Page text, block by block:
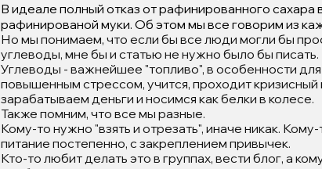
В идеале полный отказ от рафинированного сахара
рафинированой муки. Об этом мы все говорим из
Но мы понимаем, что если бы все люди могли бы
углеводы, мне бы и статью не нужно было бы писать.
Углеводы - важнейшее "топливо", в особенности
повышенным стрессом, учится, проходит
зарабатываем деньги и носимся как белки в колесе.
Также помним, что все мы разные.
Кому-то нужно "взять и отрезать", иначе никак.
питание постепенно, с закреплением привычек.
Кто-то любит делать это в группах, вести блог, а